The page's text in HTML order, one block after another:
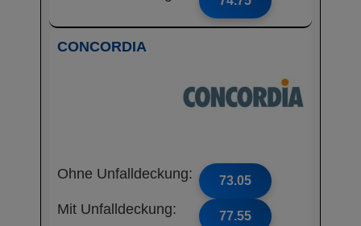
CONCORDIA
Ohne Unfalldeckung: 73.05
Mit Unfalldeckung: 77.55